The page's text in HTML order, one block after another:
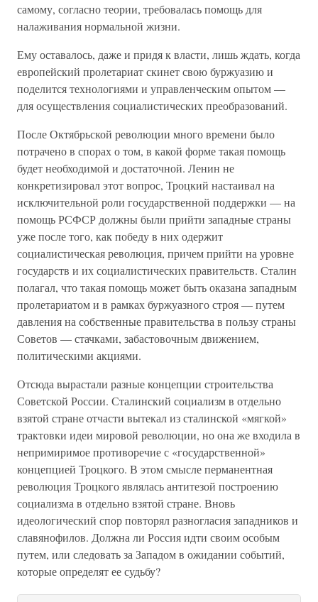
самому, согласно теории, требовалась помощь для
налаживания нормальной жизни.
Ему оставалось, даже и придя к власти, лишь ждать, когда
европейский пролетариат скинет свою буржуазию и
поделится технологиями и управленческим опытом —
для осуществления социалистических преобразований.
После Октябрьской революции много времени было
потрачено в спорах о том, в какой форме такая помощь
будет необходимой и достаточной. Ленин не
конкретизировал этот вопрос, Троцкий настаивал на
исключительной роли государственной поддержки — на
помощь РСФСР должны были прийти западные страны
уже после того, как победу в них одержит
социалистическая революция, причем прийти на уровне
государств и их социалистических правительств. Сталин
полагал, что такая помощь может быть оказана западным
пролетариатом и в рамках буржуазного строя — путем
давления на собственные правительства в пользу страны
Советов — стачками, забастовочным движением,
политическими акциями.
Отсюда вырастали разные концепции строительства
Советской России. Сталинский социализм в отдельно
взятой стране отчасти вытекал из сталинской «мягкой»
трактовки идеи мировой революции, но она же входила в
непримиримое противоречие с «государственной»
концепцией Троцкого. В этом смысле перманентная
революция Троцкого являлась антитезой построению
социализма в отдельно взятой стране. Вновь
идеологический спор повторял разногласия западников и
славянофилов. Должна ли Россия идти своим особым
путем, или следовать за Западом в ожидании событий,
которые определят ее судьбу?